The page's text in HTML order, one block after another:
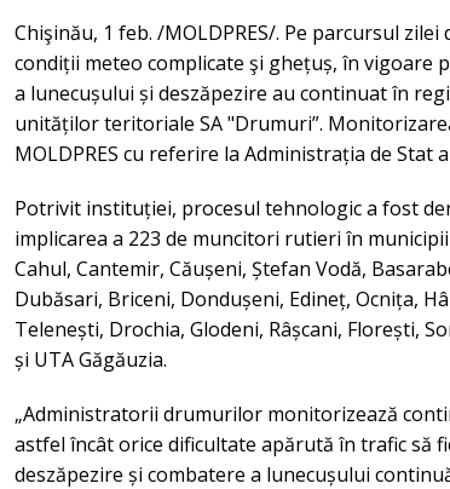
Chişinău, 1 feb. /MOLDPRES/. Pe parcursul
condiții meteo complicate şi ghețuș, în vigoare
a lunecușului și deszăpezire au continuat în
unităților teritoriale SA "Drumuri”.
MOLDPRES cu referire la Administrația de Stat
Potrivit instituției, procesul tehnologic a fost
implicarea a 223 de muncitori rutieri în
Cahul, Cantemir, Căușeni, Ștefan Vodă,
Dubăsari, Briceni, Dondușeni, Edineț, Ocnița,
Telenești, Drochia, Glodeni, Râșcani, Florești,
și UTA Găgăuzia.
„Administratorii drumurilor monitorizează
astfel încât orice dificultate apărută în trafic să
deszăpezire și combatere a lunecușului